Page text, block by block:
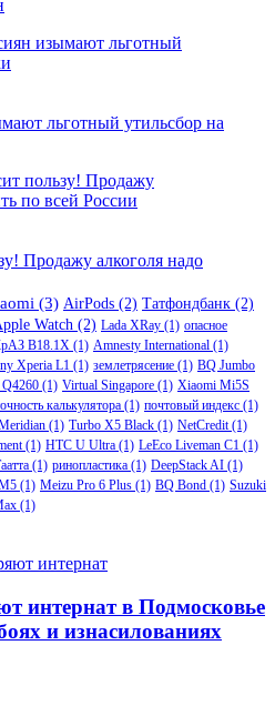
льготный утильсбор на
Продажу алкоголя надо
(3) AirPods (2) Татфондбанк (2)
Watch (2) Lada XRay (1) опасное
В18.1Х (1) Amnesty International (1)
Xperia L1 (1) землетрясение (1) BQ Jumbo
(1) Virtual Singapore (1) Xiaomi Mi5S
калькулятора (1) почтовый индекс (1)
(1) Turbo X5 Black (1) NetCredit(1)
(1) HTC U Ultra (1) LeEco Liveman C1 (1)
(1) ринопластика (1) DeepStack AI (1)
(1) Meizu Pro 6 Plus (1) BQ Bond (1) Suzuki
(1)
интернат в Подмосковье
и изнасилованиях